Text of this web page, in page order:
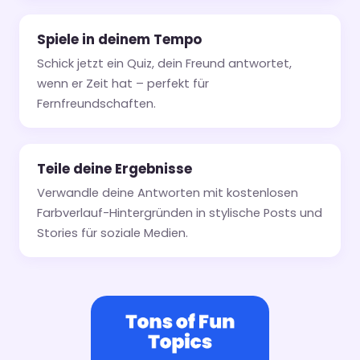
Spiele in deinem Tempo
Schick jetzt ein Quiz, dein Freund antwortet,
wenn er Zeit hat – perfekt für
Fernfreundschaften.
Teile deine Ergebnisse
Verwandle deine Antworten mit kostenlosen
Farbverlauf-Hintergründen in stylische Posts und
Stories für soziale Medien.